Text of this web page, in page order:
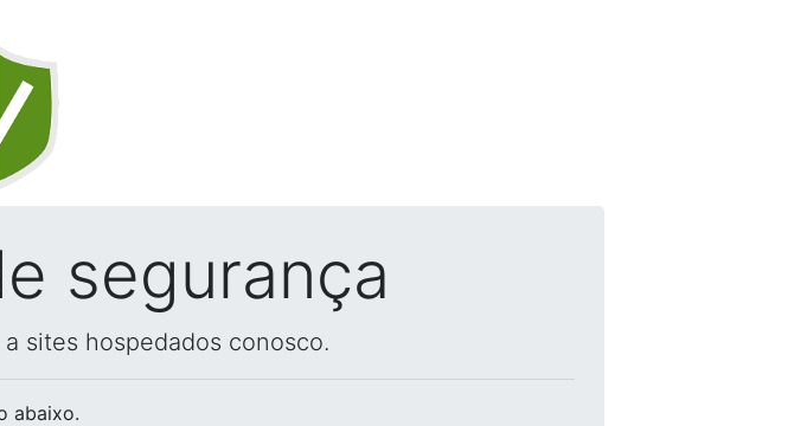
segurança
sites hospedados conosco.
abaixo.